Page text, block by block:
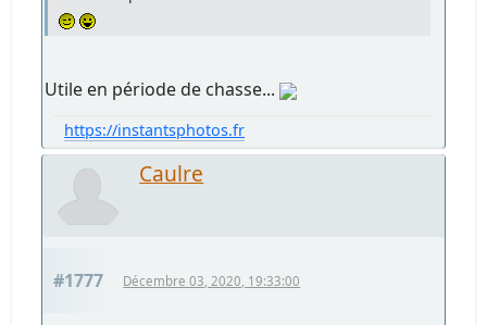
Utile en période de chasse...
https://instantsphotos.fr
Caulre
#1777 Décembre 03, 2020, 19:33:00